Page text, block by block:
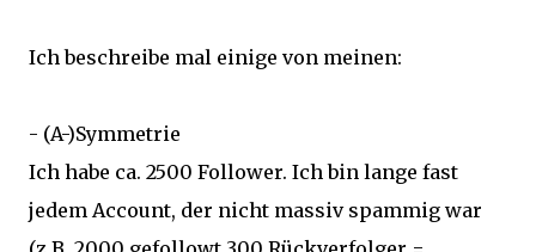
Ich beschreibe mal einige von meinen:
- (A-)Symmetrie
Ich habe ca. 2500 Follower. Ich bin lange fast
jedem Account, der nicht massiv spammig war